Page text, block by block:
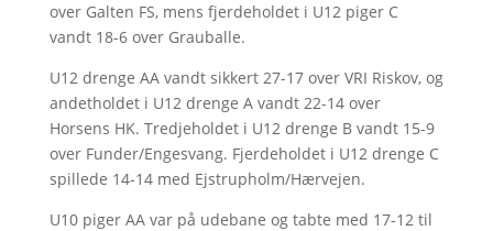
over Galten FS, mens fjerdeholdet i U12 piger C
vandt 18-6 over Grauballe.
U12 drenge AA vandt sikkert 27-17 over VRI Riskov, og
andetholdet i U12 drenge A vandt 22-14 over
Horsens HK. Tredjeholdet i U12 drenge B vandt 15-9
over Funder/Engesvang. Fjerdeholdet i U12 drenge C
spillede 14-14 med Ejstrupholm/Hærvejen.
U10 piger AA var på udebane og tabte med 17-12 til